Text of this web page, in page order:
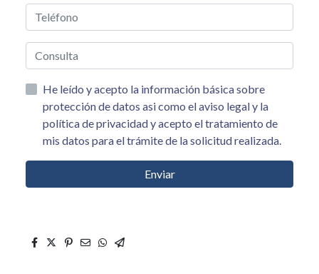
He leído y acepto la información básica sobre
protección de datos asi como el aviso legal y la
política de privacidad y acepto el tratamiento de
mis datos para el trámite de la solicitud realizada.
Enviar